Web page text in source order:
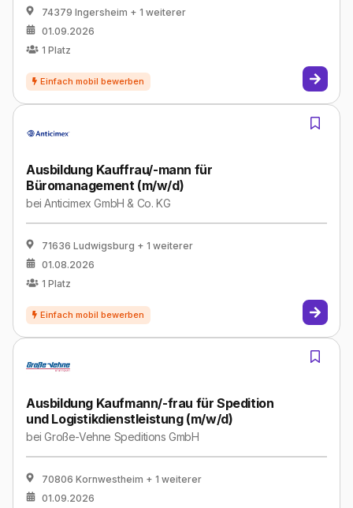
74379 Ingersheim + 1 weiterer
01.09.2026
1 Platz
Ausbildung Kauffrau/-mann für
Büromanagement (m/w/d)
beiAnticimex GmbH & Co. KG
71636 Ludwigsburg + 1 weiterer
01.08.2026
1 Platz
Ausbildung Kaufmann/-frau für Spedition
und Logistikdienstleistung (m/w/d)
beiGroße-Vehne Speditions GmbH
70806 Kornwestheim + 1 weiterer
01.09.2026